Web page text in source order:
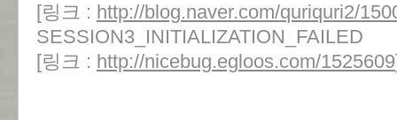
[링크 : http://blog.naver.com/quriquri2/
SESSION3_INITIALIZATION_FAILED
[링크 : http://nicebug.egloos.com/1525609